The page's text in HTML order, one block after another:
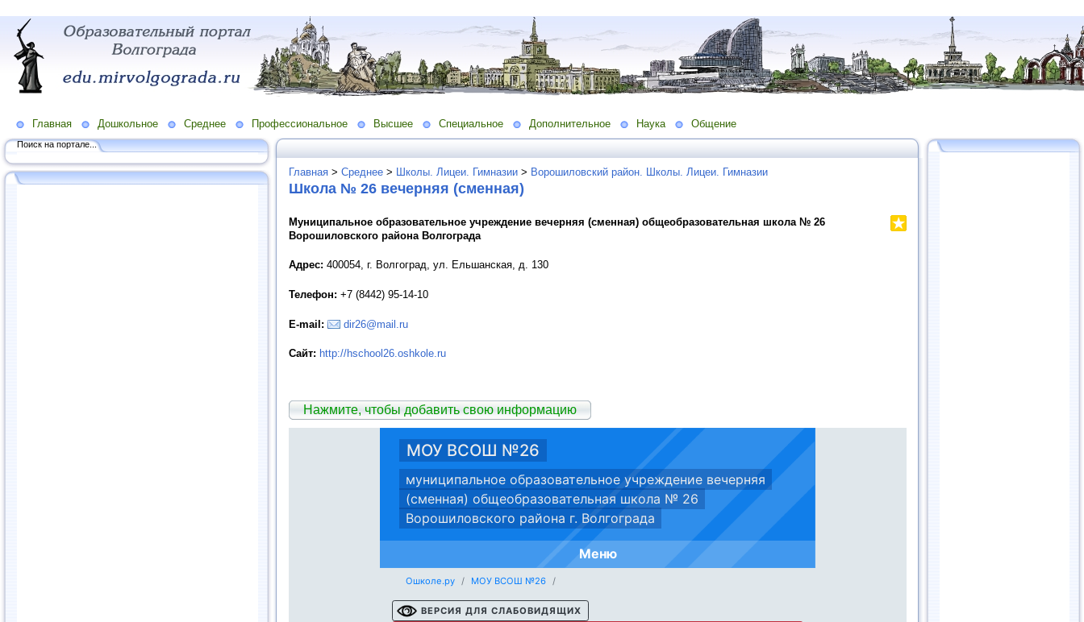
Главная Дошкольное Среднее Профессиональное Высшее Специальное Дополнительное Наука Общение
Поиск на портале...
Главная > Среднее > Школы. Лицеи. Гимназии > Ворошиловский район. Школы. Лицеи. Гимназии
Школа № 26 вечерняя (сменная)
Муниципальное образовательное учреждение вечерняя (сменная) общеобразовательная школа № 26
Ворошиловского района Волгограда
Адрес: 400054, г. Волгоград, ул. Ельшанская, д. 130
Телефон: +7 (8442) 95-14-10
E-mail: dir26@mail.ru
Сайт: http://hschool26.oshkole.ru
Нажмите, чтобы добавить свою информацию